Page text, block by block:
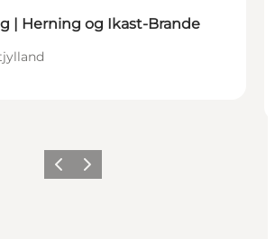
| Herning og Ikast-Brande
ForrigeNæste